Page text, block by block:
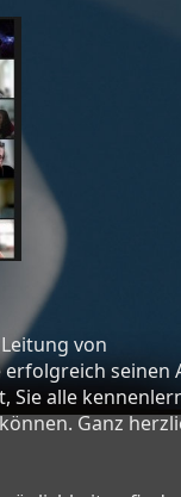
von
seinen
Sie alle
Ganz